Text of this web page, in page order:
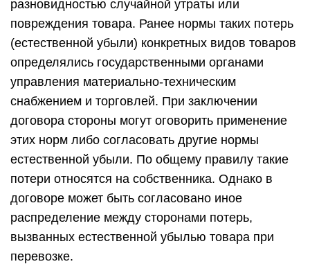
разновидностью случайной утраты или
повреждения товара. Ранее нормы таких потерь
(естественной убыли) конкретных видов товаров
определялись государственными органами
управления материально-техническим
снабжением и торговлей. При заключении
договора стороны могут оговорить применение
этих норм либо согласовать другие нормы
естественной убыли. По общему правилу такие
потери относятся на собственника. Однако в
договоре может быть согласовано иное
распределение между сторонами потерь,
вызванных естественной убылью товара при
перевозке.